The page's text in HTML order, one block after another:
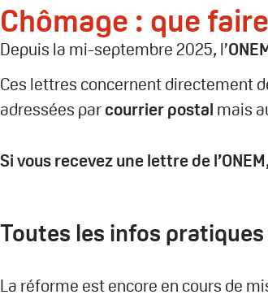
Chômage : que
Depuis la mi-septembre 2025, l’
Ces lettres concernent directement
adressées parcourrier postal mais
Si vous recevez une lettre de
Toutes les infos
La réforme est encore en cours de